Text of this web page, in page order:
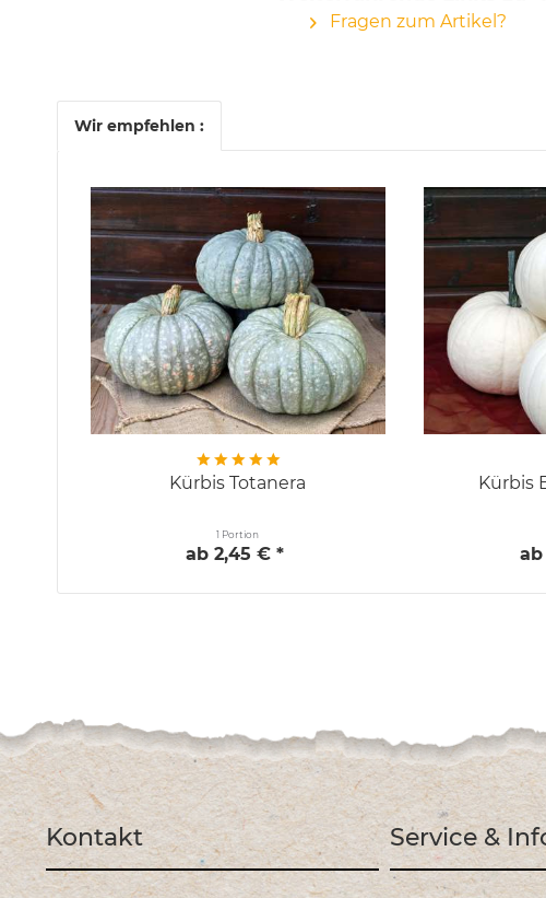
Fragen zum Artikel?
Wir empfehlen :
Kürbis Totanera
1 Portion
ab 2,45 € *
Kürbis
ab
Kontakt Service &